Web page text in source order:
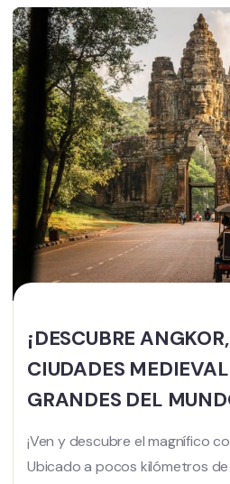
¡DESCUBRE
CIUDADES
GRANDES DEL
¡Ven y descubre el magnífico
Ubicado a pocos kilómetros